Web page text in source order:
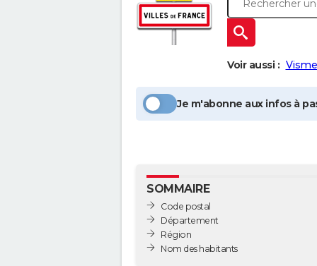
Voir aussi :
Je m'abonne aux infos à
SOMMAIRE
Code postal
Département
Région
Nom des habitants